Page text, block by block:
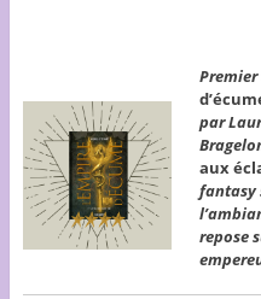
par
aux
fantasy
repose